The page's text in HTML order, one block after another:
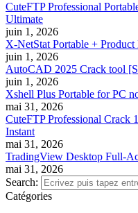
CuteFTP Professional
Ultimate
juin 1, 2026
X-NetStat Portable +
juin 1, 2026
AutoCAD 2025 Crack tool
juin 1, 2026
Xshell Plus Portable for PC
mai 31, 2026
CuteFTP Professional Crack
Instant
mai 31, 2026
TradingView Desktop Full-
mai 31, 2026
Search:
Catégories